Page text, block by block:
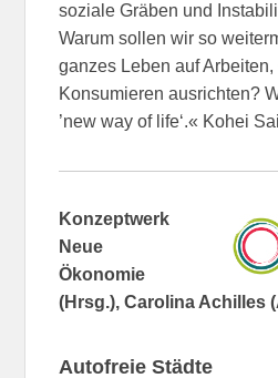
soziale Gräben und
Warum sollen wir so
ganzes Leben auf
Konsumieren ausrichten?
’new way of life‘.« Kohei
Konzeptwerk
Neue
Ökonomie
(Hrsg.), Carolina Achilles
Autofreie Städte